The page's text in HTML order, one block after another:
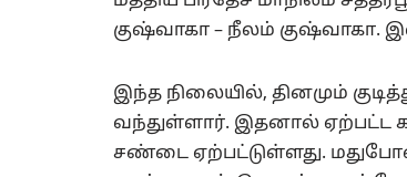
குஷ்வாகா – நீலம் குஷ்வாகா.
இந்த நிலையில், தினமும்
வந்துள்ளார். இதனால் ஏற்பட்ட
சண்டை ஏற்பட்டுள்ளது.